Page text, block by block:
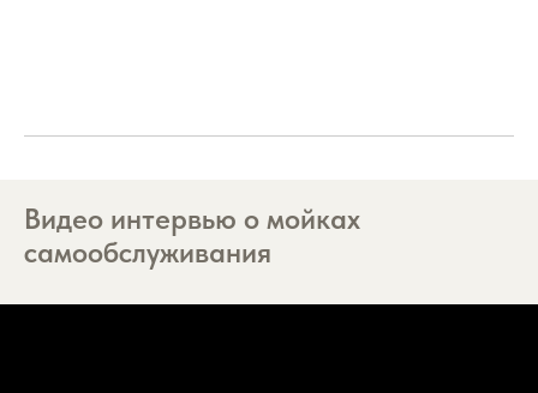
Видео интервью о мойках
самообслуживания